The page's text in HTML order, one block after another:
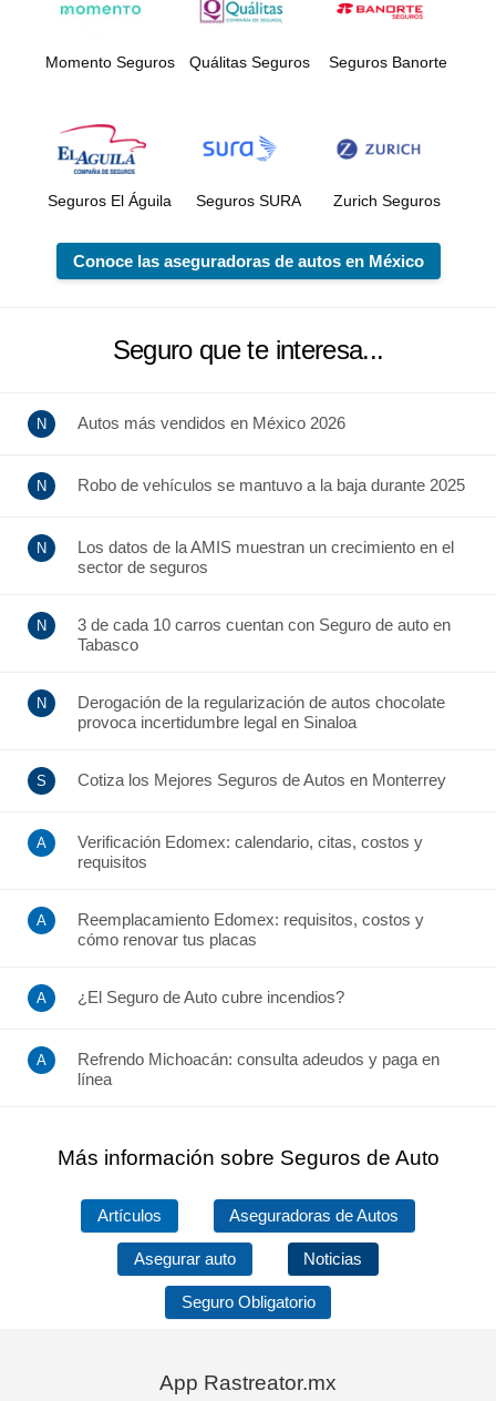
Momento Seguros Quálitas Seguros Seguros Banorte
Seguros El Águila Seguros SURA Zurich Seguros
Conoce las aseguradoras de autos en México
Seguro que te interesa...
Autos más vendidos en México 2026
Robo de vehículos se mantuvo a la baja durante 2025
Los datos de la AMIS muestran un crecimiento en el
sector de seguros
3 de cada 10 carros cuentan con Seguro de auto en
Tabasco
Derogación de la regularización de autos chocolate
provoca incertidumbre legal en Sinaloa
Cotiza los Mejores Seguros de Autos en Monterrey
Verificación Edomex: calendario, citas, costos y
requisitos
Reemplacamiento Edomex: requisitos, costos y
cómo renovar tus placas
¿El Seguro de Auto cubre incendios?
Refrendo Michoacán: consulta adeudos y paga en
línea
Más información sobre Seguros de Auto
Artículos Aseguradoras de Autos
Asegurar auto Noticias
Seguro Obligatorio
App Rastreator.mx